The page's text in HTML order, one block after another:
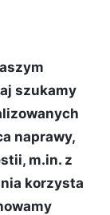
szukamy
naprawy,
m.in. z
korzysta